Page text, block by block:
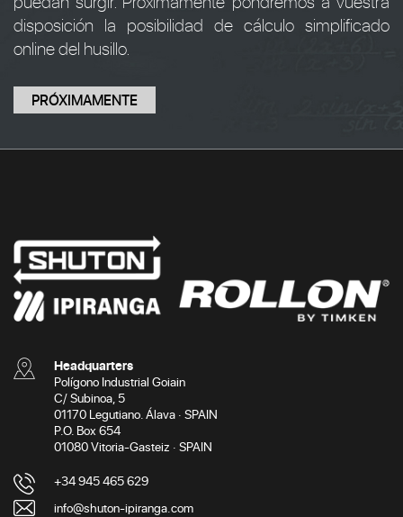
disposición la posibilidad de cálculo simplificado
online del husillo.
PRÓXIMAMENTE
Headquarters
Polígono Industrial Goiain
C/ Subinoa, 5
01170 Legutiano. Álava · SPAIN
P.O. Box 654
01080 Vitoria-Gasteiz · SPAIN
+34 945 465 629
info@shuton-ipiranga.com